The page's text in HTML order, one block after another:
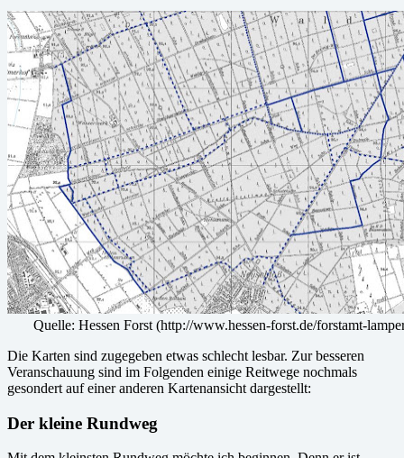
Quelle: Hessen Forst (http://www.hessen-forst.de/forstamt-
Die Karten sind zugegeben etwas schlecht lesbar. Zur besseren
Veranschauung sind im Folgenden einige Reitwege nochmals
gesondert auf einer anderen Kartenansicht dargestellt:
Der kleine Rundweg